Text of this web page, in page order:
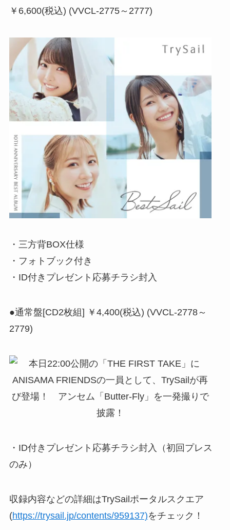
￥6,600(税込) (VVCL-2775～2777)
・三方背BOX仕様
・フォトブック付き
・ID付きプレゼント応募チラシ封入
●通常盤[CD2枚組] ￥4,400(税込) (VVCL-2778～
2779)
・ID付きプレゼント応募チラシ封入（初回プレス
のみ）
収録内容などの詳細はTrySailポータルスクエア
(https://trysail.jp/contents/959137)をチェック！